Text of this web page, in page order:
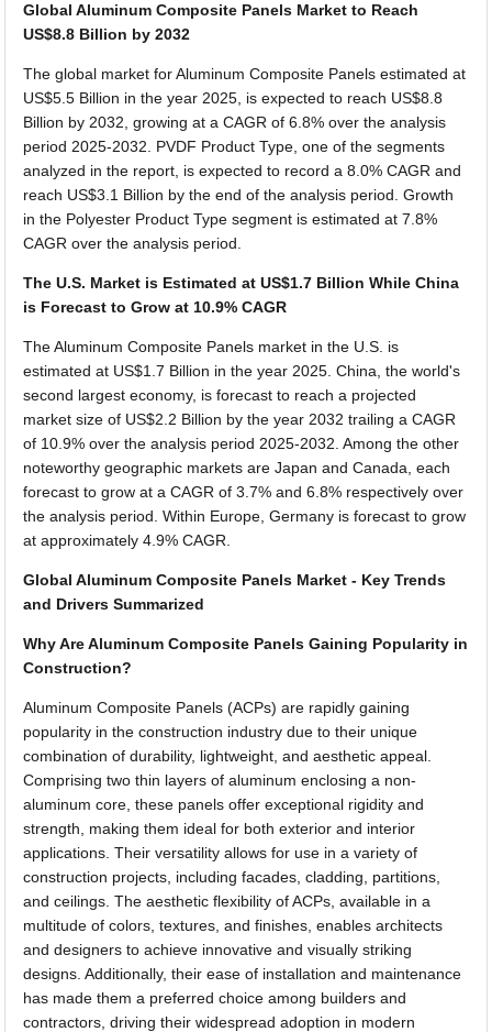
Global Aluminum Composite Panels Market to Reach
US$8.8 Billion by 2032
The global market for Aluminum Composite Panels estimated at
US$5.5 Billion in the year 2025, is expected to reach US$8.8
Billion by 2032, growing at a CAGR of 6.8% over the analysis
period 2025-2032. PVDF Product Type, one of the segments
analyzed in the report, is expected to record a 8.0% CAGR and
reach US$3.1 Billion by the end of the analysis period. Growth
in the Polyester Product Type segment is estimated at 7.8%
CAGR over the analysis period.
The U.S. Market is Estimated at US$1.7 Billion While China
is Forecast to Grow at 10.9% CAGR
The Aluminum Composite Panels market in the U.S. is
estimated at US$1.7 Billion in the year 2025. China, the world's
second largest economy, is forecast to reach a projected
market size of US$2.2 Billion by the year 2032 trailing a CAGR
of 10.9% over the analysis period 2025-2032. Among the other
noteworthy geographic markets are Japan and Canada, each
forecast to grow at a CAGR of 3.7% and 6.8% respectively over
the analysis period. Within Europe, Germany is forecast to grow
at approximately 4.9% CAGR.
Global Aluminum Composite Panels Market - Key Trends
and Drivers Summarized
Why Are Aluminum Composite Panels Gaining Popularity in
Construction?
Aluminum Composite Panels (ACPs) are rapidly gaining
popularity in the construction industry due to their unique
combination of durability, lightweight, and aesthetic appeal.
Comprising two thin layers of aluminum enclosing a non-
aluminum core, these panels offer exceptional rigidity and
strength, making them ideal for both exterior and interior
applications. Their versatility allows for use in a variety of
construction projects, including facades, cladding, partitions,
and ceilings. The aesthetic flexibility of ACPs, available in a
multitude of colors, textures, and finishes, enables architects
and designers to achieve innovative and visually striking
designs. Additionally, their ease of installation and maintenance
has made them a preferred choice among builders and
contractors, driving their widespread adoption in modern